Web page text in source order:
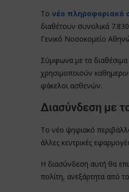
Το νέο πληροφοριακό
διαθέτουν συνολικά
Γενικό Νοσοκομείο
Σύμφωνα με τα διαθέσιμα
χρησιμοποιούν
φάκελοι ασθενών.
Διασύνδεση με
Το νέο ψηφιακό
άλλες κεντρικές
Η διασύνδεση αυτή θα
πολίτη, ανεξάρτητα από